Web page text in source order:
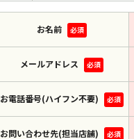
お名前 必須
メールアドレス 必須
お電話番号(ハイフン不要) 必須
お問い合わせ先(担当店舗) 必須